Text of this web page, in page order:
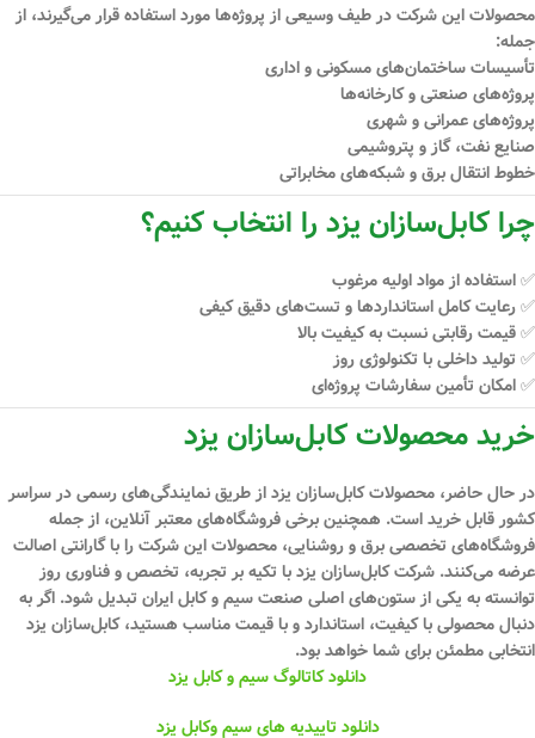
محصولات این شرکت در طیف وسیعی از پروژه‌ها مورد استفاده قرار می‌گیرند، از
جمله:
تأسیسات ساختمان‌های مسکونی و اداری
پروژه‌های صنعتی و کارخانه‌ها
پروژه‌های عمرانی و شهری
صنایع نفت، گاز و پتروشیمی
خطوط انتقال برق و شبکه‌های مخابراتی
چرا کابل‌سازان یزد را انتخاب کنیم؟
✅ استفاده از مواد اولیه مرغوب
✅ رعایت کامل استانداردها و تست‌های دقیق کیفی
✅ قیمت رقابتی نسبت به کیفیت بالا
✅ تولید داخلی با تکنولوژی روز
✅ امکان تأمین سفارشات پروژه‌ای
خرید محصولات کابل‌سازان یزد
در حال حاضر، محصولات کابل‌سازان یزد از طریق نمایندگی‌های رسمی در سراسر
کشور قابل خرید است. همچنین برخی فروشگاه‌های معتبر آنلاین، از جمله
فروشگاه‌های تخصصی برق و روشنایی، محصولات این شرکت را با گارانتی اصالت
عرضه می‌کنند. شرکت کابل‌سازان یزد با تکیه بر تجربه، تخصص و فناوری روز
توانسته به یکی از ستون‌های اصلی صنعت سیم و کابل ایران تبدیل شود. اگر به
دنبال محصولی با کیفیت، استاندارد و با قیمت مناسب هستید،کابل‌سازان یزد
انتخابی مطمئنبرای شما خواهد بود.
دانلود کاتالوگ سیم و کابل یزد
دانلود تاییدیه های سیم وکابل یزد